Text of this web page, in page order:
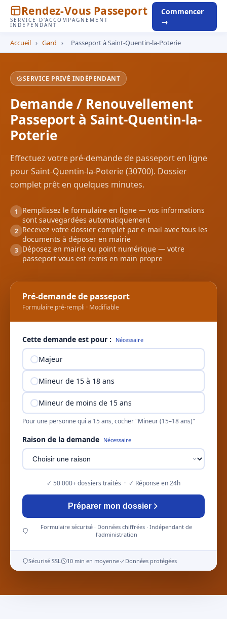
Rendez-Vous Passeport
SERVICE D'ACCOMPAGNEMENT
INDÉPENDANT
Commencer
→
Accueil › Gard › Passeport à Saint-Quentin-la-Poterie
SERVICE PRIVÉ INDÉPENDANT
Demande / Renouvellement
Passeport à Saint-Quentin-la-
Poterie
Effectuez votre pré-demande de passeport en ligne
pour Saint-Quentin-la-Poterie (30700). Dossier
complet prêt en quelques minutes.
1
Remplissez le formulaire en ligne — vos informations
sont sauvegardées automatiquement
2 Recevez votre dossier complet par e-mail avec tous les
documents à déposer en mairie
3 Déposez en mairie ou point numérique — votre
passeport vous est remis en main propre
Pré-demande de passeport
Formulaire pré-rempli · Modifiable
Cette demande est pour : Nécessaire
Majeur
Mineur de 15 à 18 ans
Mineur de moins de 15 ans
Pour une personne qui a 15 ans, cocher "Mineur (15–18 ans)"
Raison de la demande Nécessaire
✓ 50 000+ dossiers traités · ✓ Réponse en 24h
Préparer mon dossier
Formulaire sécurisé · Données chiffrées · Indépendant de
l'administration
Sécurisé SSL 10 min en moyenne Données protégées